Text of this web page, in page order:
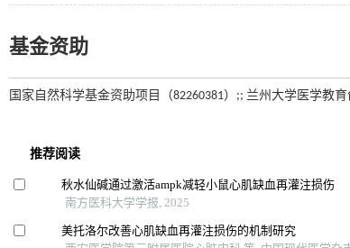
基金资助
国家自然科学基金资助项目（82260381）;; 兰州大学医学教育